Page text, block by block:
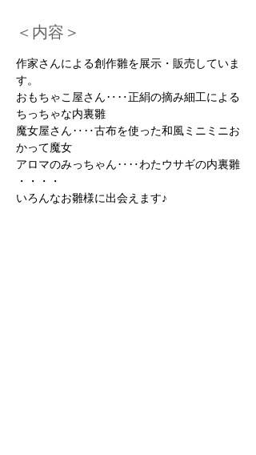
＜内容＞
作家さんによる創作雛を展示・販売していま
す。
おもちゃこ屋さん‥‥正絹の摘み細工による
ちっちゃな内裏雛
魔女屋さん‥‥古布を使った和風ミニミニお
かって魔女
アロマのみっちゃん‥‥わたウサギの内裏雛
・・・・
いろんなお雛様に出会えます♪